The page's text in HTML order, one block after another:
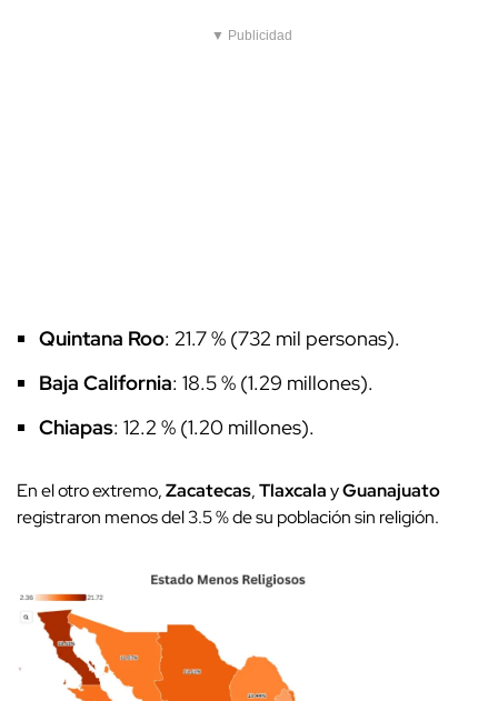
▼ Publicidad
Quintana Roo: 21.7 % (732 mil personas).
Baja California: 18.5 % (1.29 millones).
Chiapas: 12.2 % (1.20 millones).
En el otro extremo,Zacatecas,TlaxcalayGuanajuato
registraron menos del 3.5 % de su población sin religión.